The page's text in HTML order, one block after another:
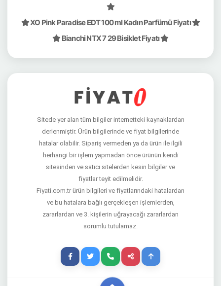
XO Pink Paradise EDT 100 ml Kadın Parfümü Fiyatı
Bianchi NTX 7 29 Bisiklet Fiyatı
Sitede yer alan tüm bilgiler internetteki kaynaklardan
derlenmiştir. Ürün bilgilerinde ve fiyat bilgilerinde
hatalar olabilir. Sipariş vermeden ya da ürün ile ilgili
herhangi bir işlem yapmadan önce ürünün kendi
sitesinden ve satıcı sitelerden kesin bilgiler ve
fiyatlar teyit edilmelidir.
Fiyati.com.tr ürün bilgileri ve fiyatlarındaki hatalardan
ve bu hatalara bağlı gerçekleşen işlemlerden,
zararlardan ve 3. kişilerin uğrayacağı zararlardan
sorumlu tutulamaz.